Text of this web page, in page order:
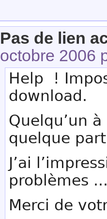
Pas de lien
octobre 2006
Help !
download.
Quelqu’un
quelque
J’ai
problèmes
Merci de